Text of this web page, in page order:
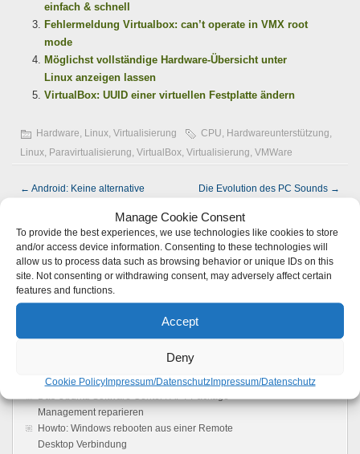
Manage Cookie Consent
To provide the best experiences, we use technologies like cookies to store
and/or access device information. Consenting to these technologies will
allow us to process data such as browsing behavior or unique IDs on this
site. Not consenting or withdrawing consent, may adversely affect certain
features and functions.
Accept
Deny
Cookie PolicyImpressum/DatenschutzImpressum/Datenschutz
einfach & schnell
Fehlermeldung Virtualbox: can’t operate in VMX root
mode
Möglichst vollständige Hardware-Übersicht unter
Linux anzeigen lassen
VirtualBox: UUID einer virtuellen Festplatte ändern
Hardware, Linux, Virtualisierung CPU, Hardwareunterstützung,
Linux, Paravirtualisierung, VirtualBox, Virtualisierung, VMWare
← Android: Keine alternative
Die Evolution des PC Sounds →
Keine Kommentare möglich.
Guten Rutsch in das neue 2014
Das Ubuntu Software Center / APT Package
Management reparieren
Howto: Windows rebooten aus einer Remote
Desktop Verbindung